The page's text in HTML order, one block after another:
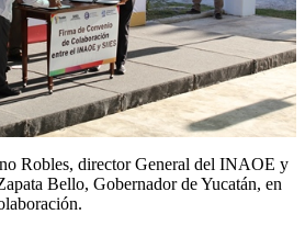
Robles, director General del INAOE y
Bello, Gobernador de Yucatán, en